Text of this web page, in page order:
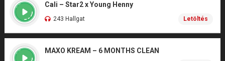
Cali – Star2 x Young Henny
243 Hallgat Letöltés
MAXO KREAM – 6 MONTHS CLEAN